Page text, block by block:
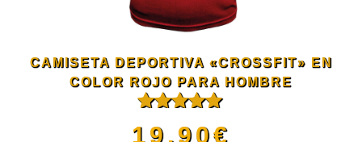
opciones
se
pueden
CAMISETA DEPORTIVA «CROSSFIT» EN
COLOR ROJO PARA HOMBRE
Valorado
19.90€